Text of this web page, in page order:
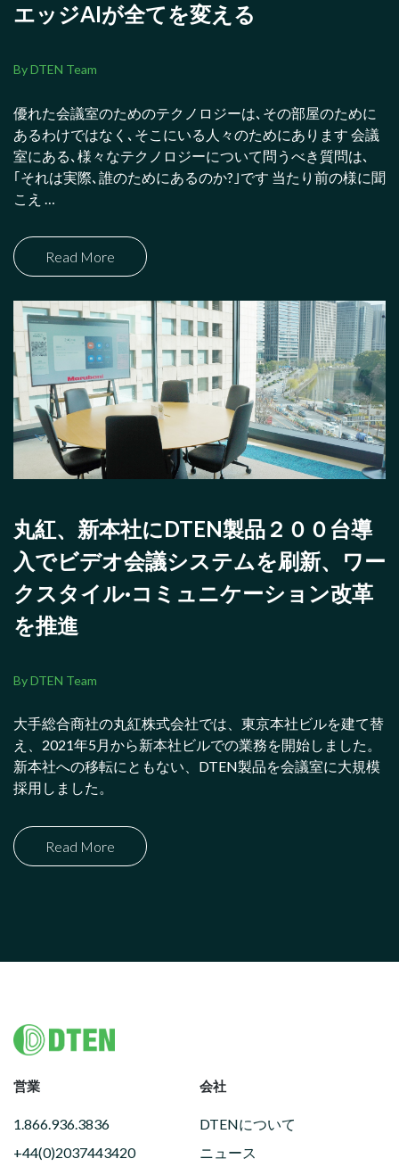
エッジAIが全てを変える
By DTEN Team
優れた会議室のためのテクノロジーは､その部屋のために
あるわけではなく､そこにいる人々のためにあります 会議
室にある､様々なテクノロジーについて問うべき質問は､
｢それは実際､誰のためにあるのか?｣です 当たり前の様に聞
こえ …
Read More
丸紅、新本社にDTEN製品２００台導
入でビデオ会議システムを刷新、ワー
クスタイル·コミュニケーション改革
を推進
By DTEN Team
大手総合商社の丸紅株式会社では、東京本社ビルを建て替
え、2021年5月から新本社ビルでの業務を開始しました。
新本社への移転にともない、DTEN製品を会議室に大規模
採用しました。
Read More
Footer
営業
1.866.936.3836
+44(0)2037443420
会社
DTENについて
ニュース